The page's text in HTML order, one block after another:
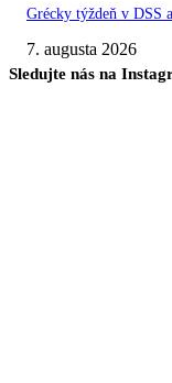
Grécky týždeň v DSS
7. augusta 2026
Sledujte nás na